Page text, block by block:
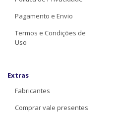
Pagamento e Envio
Termos e Condições de
Uso
Extras
Fabricantes
Comprar vale presentes